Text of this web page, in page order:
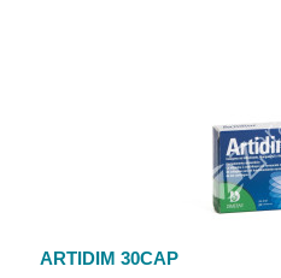
ARTIDIM 30CAP